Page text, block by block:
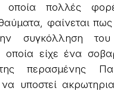
οποία πολλές
φαίνεται
συγκόλληση
οποία είχε ένα
περασμένης
υποστεί